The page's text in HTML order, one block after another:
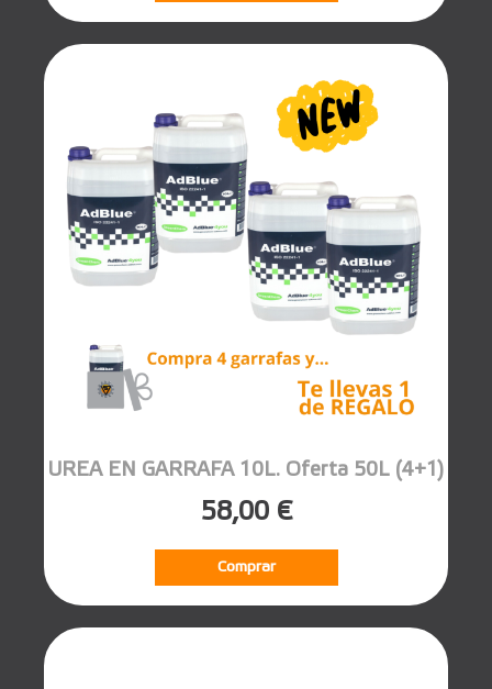
UREA EN GARRAFA 10L. Oferta 50L (4+1)
58,00 €
Comprar